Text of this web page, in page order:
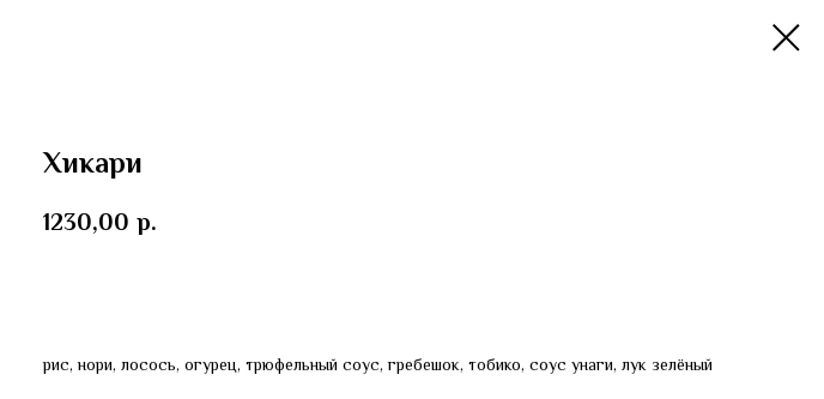
Хикари
1230,00 р.
рис, нори, лосось, огурец, трюфельный соус, гребешок, тобико, соус унаги, лук зелёный